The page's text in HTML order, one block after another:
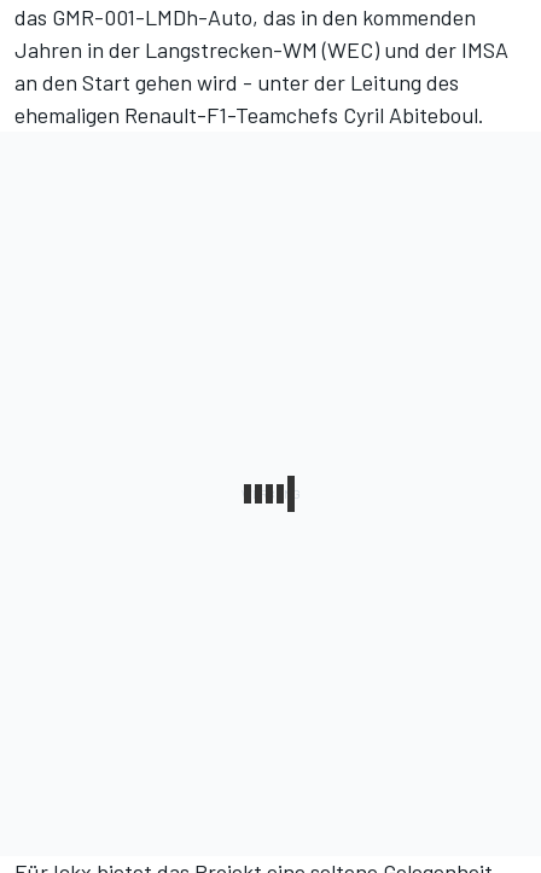
das GMR-001-LMDh-Auto, das in den kommenden
Jahren in der Langstrecken-WM (WEC) und der IMSA
an den Start gehen wird - unter der Leitung des
ehemaligen Renault-F1-Teamchefs Cyril Abiteboul.